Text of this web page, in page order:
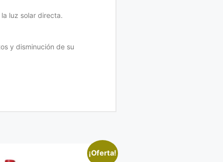
luz solar directa.
y disminución de su
¡Oferta!